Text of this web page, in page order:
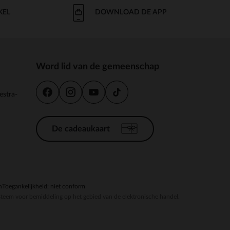
DOWNLOAD DE APP
Word lid van de gemeenschap
De cadeaukaart
Toegankelijkheid: niet conform